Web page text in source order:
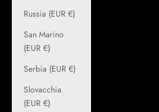
Russia (EUR €)
San Marino
(EUR €)
Serbia (EUR €)
Slovacchia
(EUR €)